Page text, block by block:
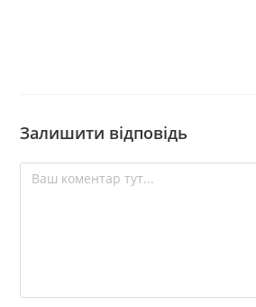
Залишити відповідь